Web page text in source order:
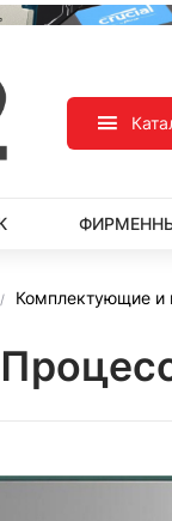
Комплектующие и